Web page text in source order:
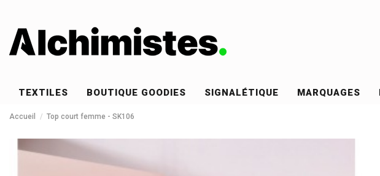
TEXTILES BOUTIQUE GOODIES SIGNALÉTIQUE MARQUAGES
Accueil Top court femme - SK106